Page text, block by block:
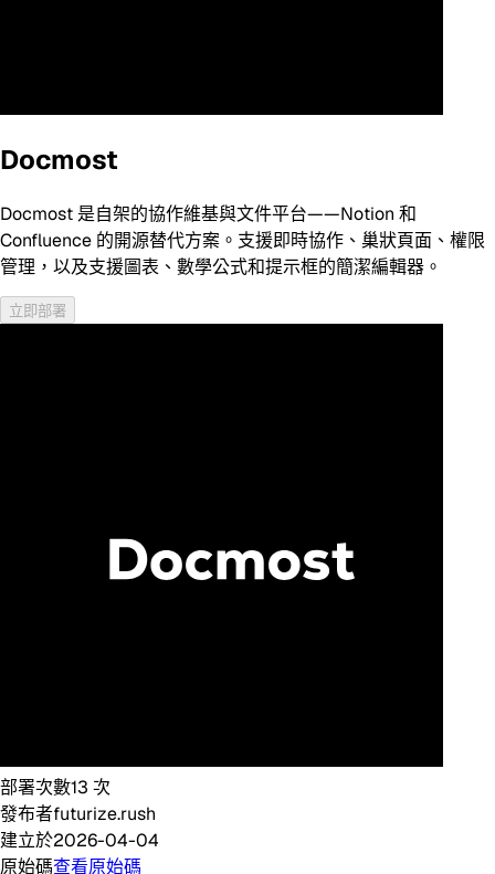
Docmost
Docmost 是自架的協作維基與文件平台——Notion 和
Confluence 的開源替代方案。支援即時協作、巢狀頁面、權限
管理，以及支援圖表、數學公式和提示框的簡潔編輯器。
立即部署
部署次數13 次
發布者futurize.rush
建立於2026-04-04
原始碼查看原始碼